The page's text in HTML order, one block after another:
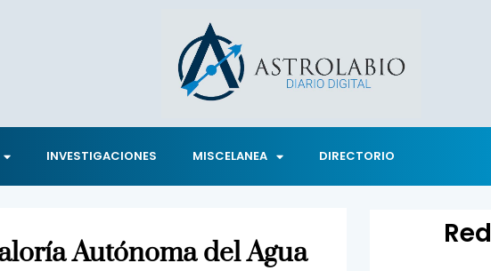
INVESTIGACIONES MISCELANEA DIRECTORIO
Autónoma del Agua